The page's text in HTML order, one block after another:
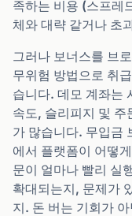
족하는 비용 (스프레
체와 대략 같거나 초
그러나 보너스를 브
무위험 방법으로 취
습니다. 데모 계좌는
속도, 슬리피지 및 주
가 많습니다. 무입금
에서 플랫폼이 어떻
문이 얼마나 빨리 실
확대되는지, 문제가
지. 돈 버는 기회가